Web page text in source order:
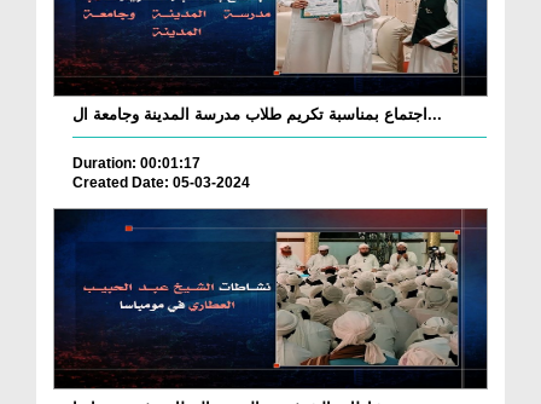
اجتماع بمناسبة تكريم طلاب مدرسة المدينة وجامعة ال...
Duration: 00:01:17
Created Date: 05-03-2024